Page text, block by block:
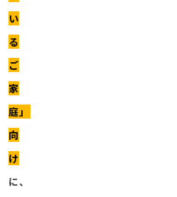
い
る
ご
家
庭」
向
け
に、